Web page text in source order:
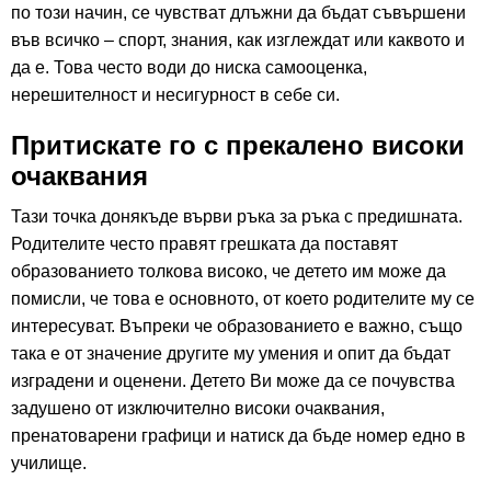
по този начин, се чувстват длъжни да бъдат съвършени
във всичко – спорт, знания, как изглеждат или каквото и
да е. Това често води до ниска самооценка,
нерешителност и несигурност в себе си.
Притискате го с прекалено високи
очаквания
Тази точка донякъде върви ръка за ръка с предишната.
Родителите често правят грешката да поставят
образованието толкова високо, че детето им може да
помисли, че това е основното, от което родителите му се
интересуват. Въпреки че образованието е важно, също
така е от значение другите му умения и опит да бъдат
изградени и оценени. Детето Ви може да се почувства
задушено от изключително високи очаквания,
пренатоварени графици и натиск да бъде номер едно в
училище.